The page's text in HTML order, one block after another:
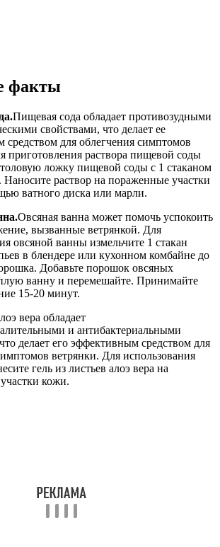
факты
Пищевая сода обладает противозудными
свойствами, что делает ее
для облегчения симптомов
приготовления раствора пищевой соды
ложку пищевой соды с 1 стаканом
раствор на пораженные участки
ватного диска или марли.
Овсяная ванна может помочь успокоить
вызванные ветрянкой. Для
овсяной ванны измельчите 1 стакан
в блендере или кухонном комбайне до
Добавьте порошок овсяных
ванну и перемешайте. Принимайте
15-20 минут.
вера обладает
и антибактериальными
делает его эффективным средством для
ветрянки. Для использования
гель из листьев алоэ вера на
кожи.